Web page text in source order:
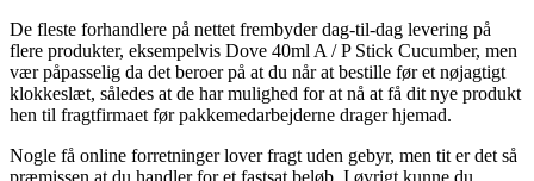
De fleste forhandlere på nettet frembyder dag-til-dag levering på
flere produkter, eksempelvis Dove 40ml A / P Stick Cucumber, men
vær påpasselig da det beroer på at du når at bestille før et nøjagtigt
klokkeslæt, således at de har mulighed for at nå at få dit nye produkt
hen til fragtfirmaet før pakkemedarbejderne drager hjemad.
Nogle få online forretninger lover fragt uden gebyr, men tit er det så
præmissen at du handler for et fastsat beløb. I øvrigt kunne du